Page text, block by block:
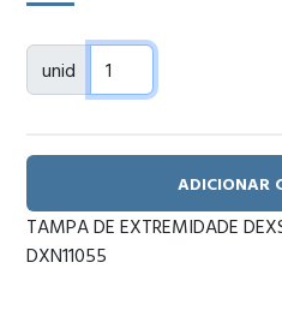
unid
ADICIONAR
TAMPA DE EXTREMIDADE
DXN11055